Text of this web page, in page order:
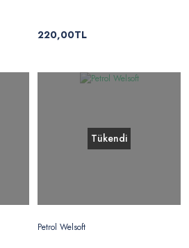
220,00TL
Tükendi
Petrol Welsoft